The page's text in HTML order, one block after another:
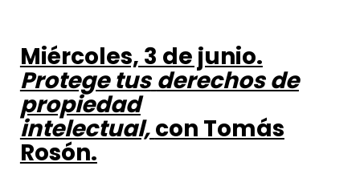
Miércoles, 3 de junio.
Protege tus derechos de
propiedad
intelectual,con Tomás
Rosón.